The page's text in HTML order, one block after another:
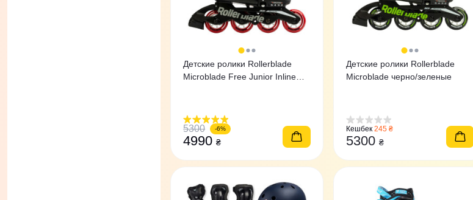
Детские ролики Rollerblade
Microblade Free Junior Inline
5300 -6%
4990₴
Детские ролики Rollerblade
Microblade черно/зеленые
Кешбек 245 ₴
5300₴